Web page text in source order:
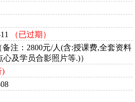
（已过期）
备注：2800元/人(含:授课费,全套资料
及学员合影照片等.)）
)